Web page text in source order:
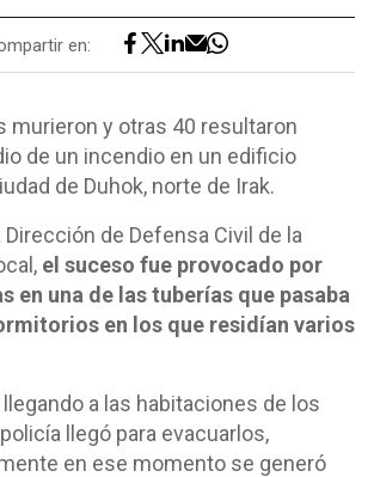
en:
murieron y otras 40 resultaron
de un incendio en un edificio
de Duhok, norte de Irak.
de Defensa Civil de la
el suceso fue provocado por
en una de las tuberías que pasaba
en los que residían varios
a las habitaciones de los
llegó para evacuarlos,
en ese momento se generó